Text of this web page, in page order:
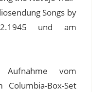
Songs by
und am
vom
Box-Set